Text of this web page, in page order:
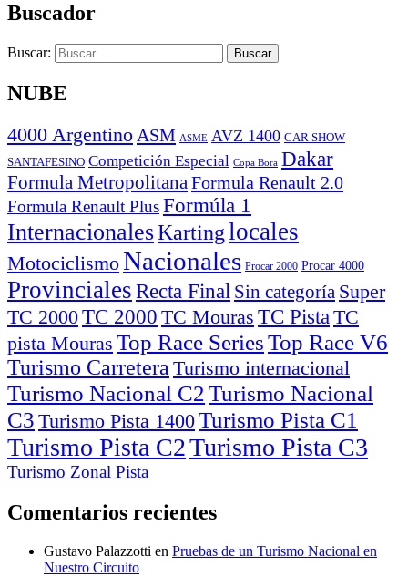
Buscador
Buscar:
NUBE
4000 Argentino ASM ASME AVZ 1400 CAR SHOW
SANTAFESINO Competición Especial Copa Bora Dakar
Formula MetropolitanaFormula Renault 2.0
Formula Renault PlusFormúla 1
InternacionalesKartinglocales
MotociclismoNacionales Procar 2000 Procar 4000
Provinciales Recta Final Sin categoría Super
TC 2000TC 2000 TC Mouras TC Pista TC
pista Mouras Top Race Series
Turismo Carretera Turismo internacional
Turismo Nacional C2Turismo Nacional
C3 Turismo Pista 1400Turismo Pista C1
Turismo Pista C2Turismo Pista C3
Turismo Zonal Pista
Comentarios recientes
Gustavo Palazzotti en Pruebas de un Turismo Nacional en
Nuestro Circuito